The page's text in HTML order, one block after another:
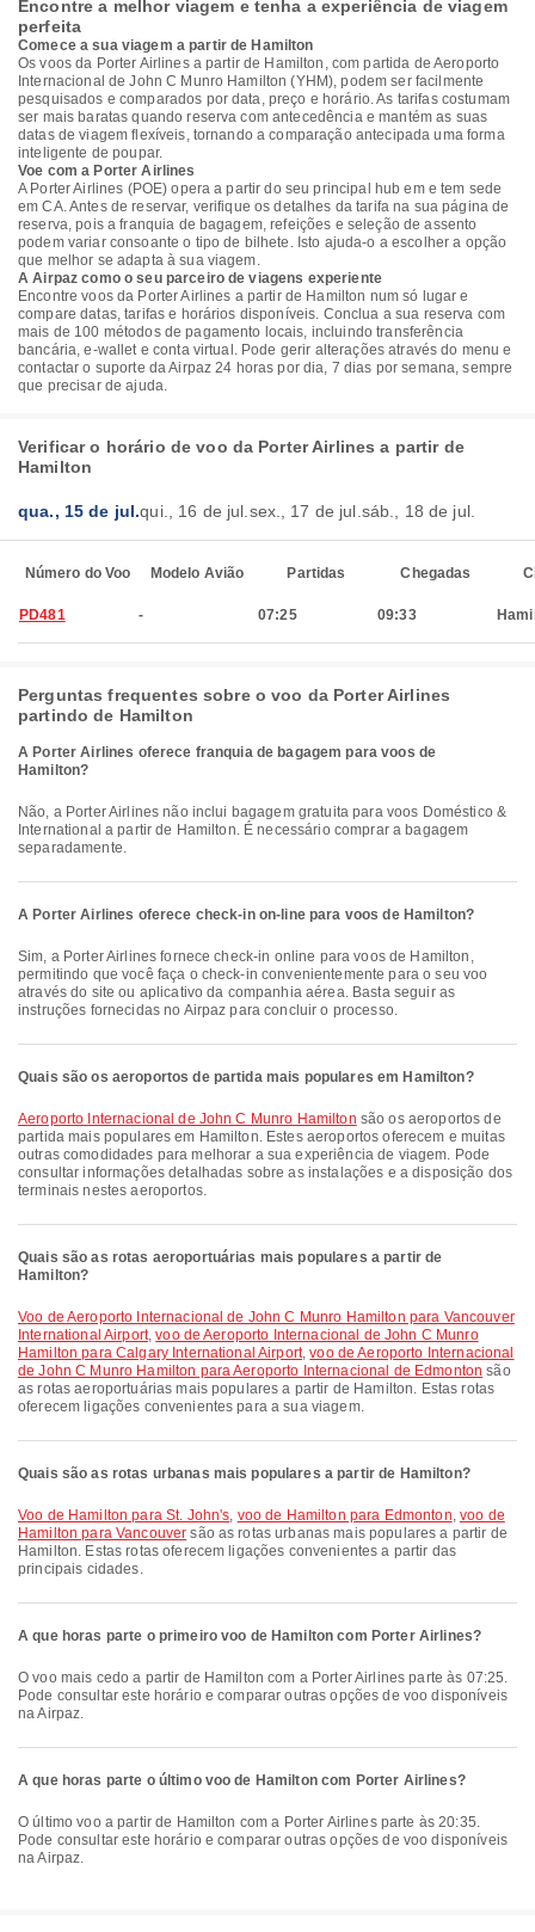
Encontre a melhor viagem e tenha a experiência de viagem
perfeita
Comece a sua viagem a partir de Hamilton
Os voos da Porter Airlines a partir de Hamilton, com partida de Aeroporto
Internacional de John C Munro Hamilton (YHM), podem ser facilmente
pesquisados e comparados por data, preço e horário. As tarifas costumam
ser mais baratas quando reserva com antecedência e mantém as suas
datas de viagem flexíveis, tornando a comparação antecipada uma forma
inteligente de poupar.
Voe com a Porter Airlines
A Porter Airlines (POE) opera a partir do seu principal hub em e tem sede
em CA. Antes de reservar, verifique os detalhes da tarifa na sua página de
reserva, pois a franquia de bagagem, refeições e seleção de assento
podem variar consoante o tipo de bilhete. Isto ajuda-o a escolher a opção
que melhor se adapta à sua viagem.
A Airpaz como o seu parceiro de viagens experiente
Encontre voos da Porter Airlines a partir de Hamilton num só lugar e
compare datas, tarifas e horários disponíveis. Conclua a sua reserva com
mais de 100 métodos de pagamento locais, incluindo transferência
bancária, e-wallet e conta virtual. Pode gerir alterações através do menu e
contactar o suporte da Airpaz 24 horas por dia, 7 dias por semana, sempre
que precisar de ajuda.
Verificar o horário de voo da Porter Airlines a partir de
Hamilton
qua., 15 de jul.qui., 16 de jul. sex., 17 de jul. sáb., 18 de jul.
Número do Voo Modelo Avião Partidas Chegadas
PD481 - 07:25 09:33
Perguntas frequentes sobre o voo da Porter Airlines
partindo de Hamilton
A Porter Airlines oferece franquia de bagagem para voos de
Hamilton?
Não, a Porter Airlines não inclui bagagem gratuita para voos Doméstico &
International a partir de Hamilton. É necessário comprar a bagagem
separadamente.
A Porter Airlines oferece check-in on-line para voos de Hamilton?
Sim, a Porter Airlines fornece check-in online para voos de Hamilton,
permitindo que você faça o check-in convenientemente para o seu voo
através do site ou aplicativo da companhia aérea. Basta seguir as
instruções fornecidas no Airpaz para concluir o processo.
Quais são os aeroportos de partida mais populares em Hamilton?
Aeroporto Internacional de John C Munro Hamilton são os aeroportos de
partida mais populares em Hamilton. Estes aeroportos oferecem e muitas
outras comodidades para melhorar a sua experiência de viagem. Pode
consultar informações detalhadas sobre as instalações e a disposição dos
terminais nestes aeroportos.
Quais são as rotas aeroportuárias mais populares a partir de
Hamilton?
voo de Aeroporto Internacional de John C Munro Hamilton para Vancouver
International Airport,voo de Aeroporto Internacional de John C Munro
Hamilton para Calgary International Airport,voo de Aeroporto Internacional
de John C Munro Hamilton para Aeroporto Internacional de Edmonton são
as rotas aeroportuárias mais populares a partir de Hamilton. Estas rotas
oferecem ligações convenientes para a sua viagem.
Quais são as rotas urbanas mais populares a partir de Hamilton?
voo de Hamilton para St. John's, voo de Hamilton para Edmonton, voo de
Hamilton para Vancouver são as rotas urbanas mais populares a partir de
Hamilton. Estas rotas oferecem ligações convenientes a partir das
principais cidades.
A que horas parte o primeiro voo de Hamilton com Porter Airlines?
O voo mais cedo a partir de Hamilton com a Porter Airlines parte às 07:25.
Pode consultar este horário e comparar outras opções de voo disponíveis
na Airpaz.
A que horas parte o último voo de Hamilton com Porter Airlines?
O último voo a partir de Hamilton com a Porter Airlines parte às 20:35.
Pode consultar este horário e comparar outras opções de voo disponíveis
na Airpaz.